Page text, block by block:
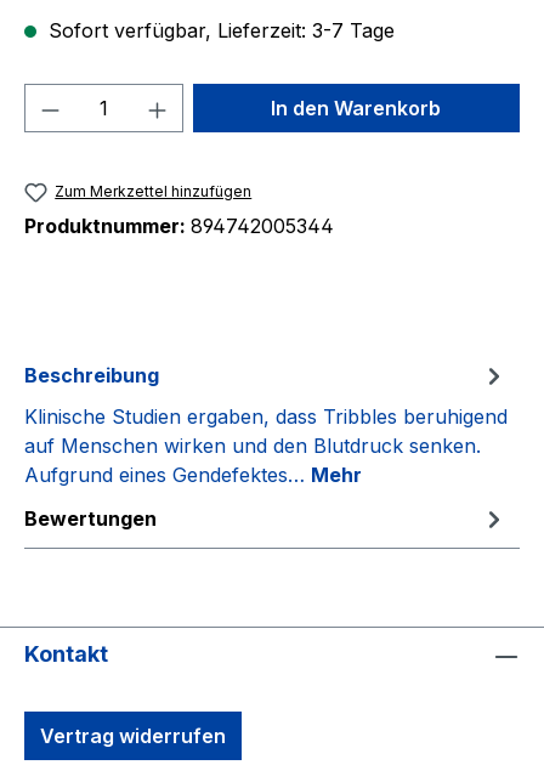
Sofort verfügbar, Lieferzeit: 3-7 Tage
Produkt Anzahl: Gib denIn den Warenkorb
Zum Merkzettel hinzufügen
Produktnummer: 894742005344
Beschreibung
Klinische Studien ergaben, dass Tribbles beruhigend
auf Menschen wirken und den Blutdruck senken.
Aufgrund eines Gendefektes… Mehr
Bewertungen
Kontakt
Vertrag widerrufen